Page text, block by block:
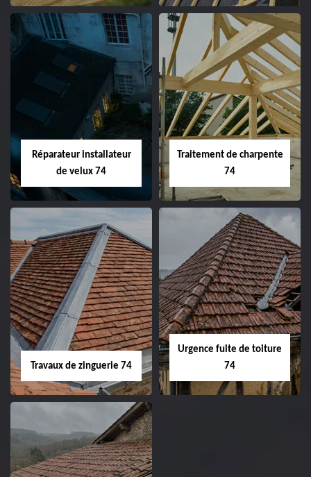
Réparateur installateur
de velux 74
Traitement de charpente
74
Travaux de zinguerie 74
Urgence fuite de toiture
74